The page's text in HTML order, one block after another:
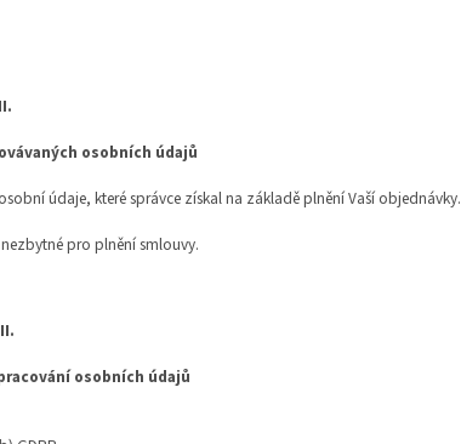
II.
osobních údajů
údaje, které správce získal na základě plnění Vaší objednávky.
pro plnění smlouvy.
osobních údajů